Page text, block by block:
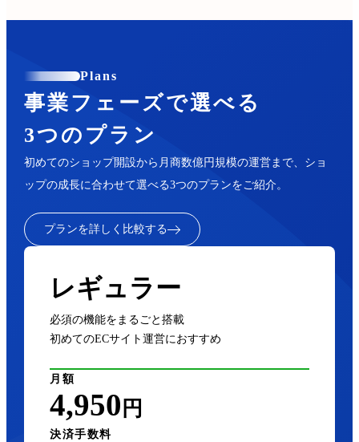
Plans
事業フェーズで選べる
3つのプラン
初めてのショップ開設から月商数億円規模の運営まで、ショ
ップの成長に合わせて選べる3つのプランをご紹介。
プランを詳しく比較する
レギュラー
必須の機能をまるごと搭載
初めてのECサイト運営におすすめ
月額
4,950 円
決済手数料